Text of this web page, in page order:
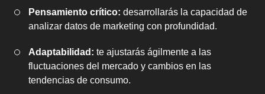
Pensamiento crítico: desarrollarás la capacidad de
analizar datos de marketing con profundidad.
Adaptabilidad: te ajustarás ágilmente a las
fluctuaciones del mercado y cambios en las
tendencias de consumo.